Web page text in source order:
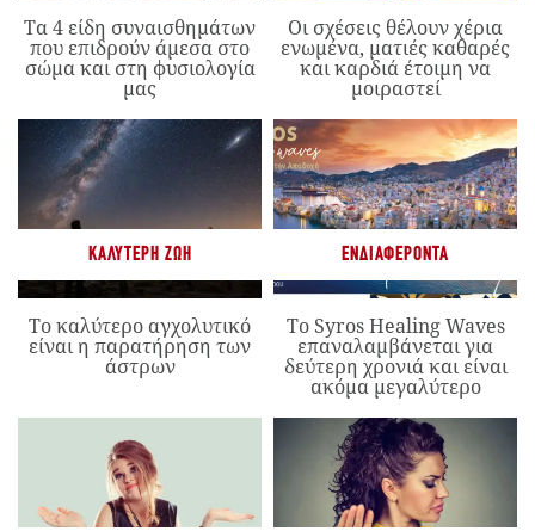
Τα 4 είδη συναισθημάτων
που επιδρούν άμεσα στο
σώμα και στη φυσιολογία
μας
Οι σχέσεις θέλουν χέρια
ενωμένα, ματιές καθαρές
και καρδιά έτοιμη να
μοιραστεί
ΚΑΛΎΤΕΡΗ ΖΩΉ
Το καλύτερο αγχολυτικό
είναι η παρατήρηση των
άστρων
ΕΝΔΙΑΦΈΡΟΝΤΑ
Το Syros Healing Waves
επαναλαμβάνεται για
δεύτερη χρονιά και είναι
ακόμα μεγαλύτερο